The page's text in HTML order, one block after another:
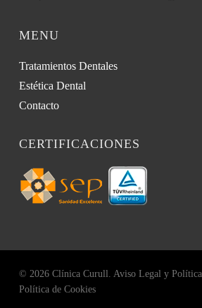
MENU
Tratamientos Dentales
Estética Dental
Contacto
CERTIFICACIONES
© 2026 Clínica Curull. Aviso Legal y
Política de Cookies